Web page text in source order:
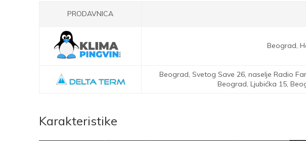
PRODAVNICA
Beograd,
Beograd, Svetog Save 26, naselje Radio
Beograd, Ljubićka 15,
Karakteristike